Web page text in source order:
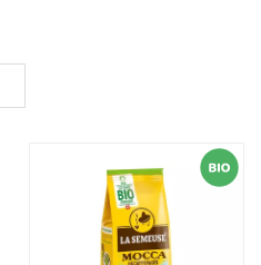
le sens descendant